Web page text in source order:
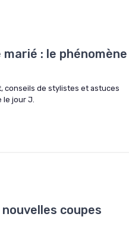
: le phénomène
conseils de stylistes et astuces
jour J.
coupes